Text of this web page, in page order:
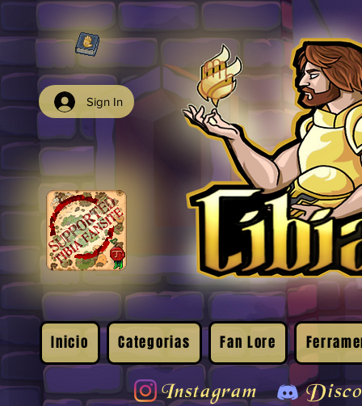
Sign In
Inicio Categorias Fan Lore
Instagram